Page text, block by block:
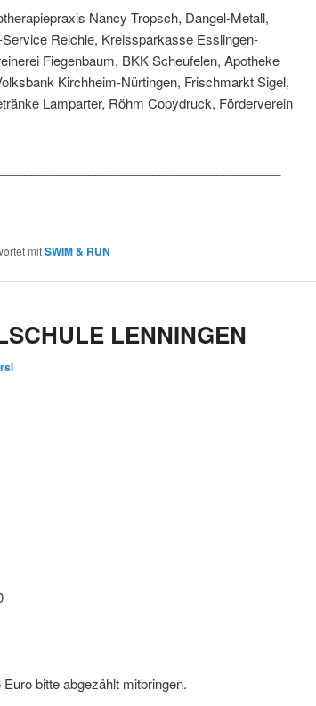
Nancy Tropsch, Dangel-Metall,
Reichle, Kreissparkasse Esslingen-
Fiegenbaum, BKK Scheufelen, Apotheke
Kirchheim-Nürtingen, Frischmarkt Sigel,
Lamparter, Röhm Copydruck, Förderverein
mitSWIM & RUN
LENNINGEN
bitte abgezählt mitbringen.